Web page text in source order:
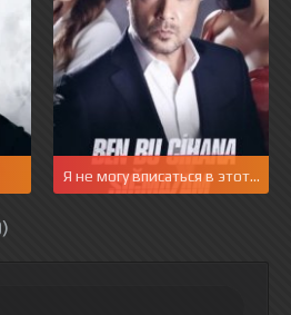
Я не могу вписаться в этот мир